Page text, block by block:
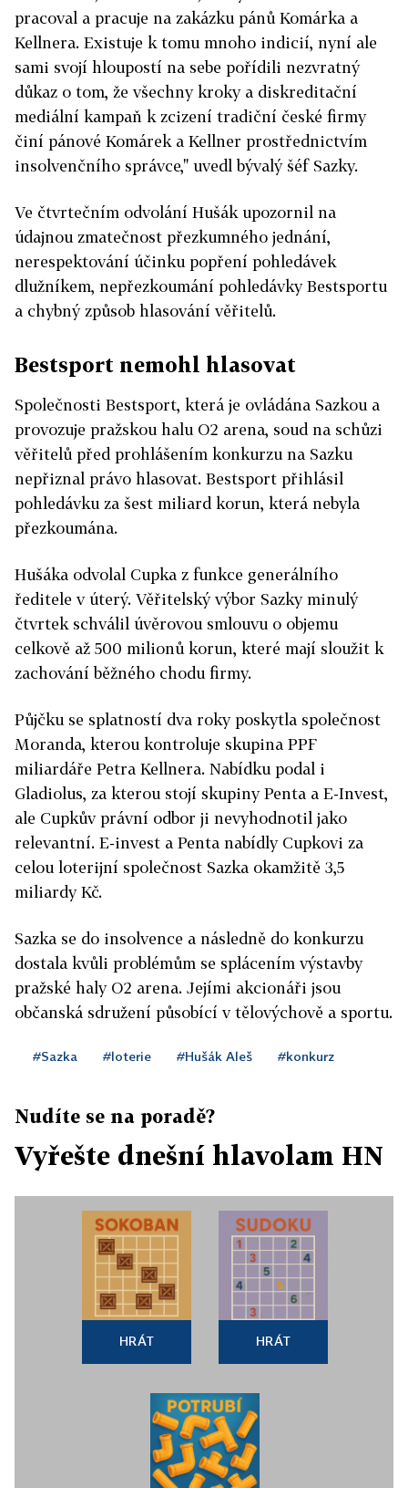
pracoval a pracuje na zakázku pánů Komárka a
Kellnera. Existuje k tomu mnoho indicií, nyní ale
sami svojí hloupostí na sebe pořídili nezvratný
důkaz o tom, že všechny kroky a diskreditační
mediální kampaň k zcizení tradiční české firmy
činí pánové Komárek a Kellner prostřednictvím
insolvenčního správce," uvedl bývalý šéf Sazky.
Ve čtvrtečním odvolání Hušák upozornil na
údajnou zmatečnost přezkumného jednání,
nerespektování účinku popření pohledávek
dlužníkem, nepřezkoumání pohledávky Bestsportu
a chybný způsob hlasování věřitelů.
Bestsport nemohl hlasovat
Společnosti Bestsport, která je ovládána Sazkou a
provozuje pražskou halu O2 arena, soud na schůzi
věřitelů před prohlášením konkurzu na Sazku
nepřiznal právo hlasovat. Bestsport přihlásil
pohledávku za šest miliard korun, která nebyla
přezkoumána.
Hušáka odvolal Cupka z funkce generálního
ředitele v úterý. Věřitelský výbor Sazky minulý
čtvrtek schválil úvěrovou smlouvu o objemu
celkově až 500 milionů korun, které mají sloužit k
zachování běžného chodu firmy.
Půjčku se splatností dva roky poskytla společnost
Moranda, kterou kontroluje skupina PPF
miliardáře Petra Kellnera. Nabídku podal i
Gladiolus, za kterou stojí skupiny Penta a E-Invest,
ale Cupkův právní odbor ji nevyhodnotil jako
relevantní. E-invest a Penta nabídly Cupkovi za
celou loterijní společnost Sazka okamžitě 3,5
miliardy Kč.
Sazka se do insolvence a následně do konkurzu
dostala kvůli problémům se splácením výstavby
pražské haly O2 arena. Jejími akcionáři jsou
občanská sdružení působící v tělovýchově a sportu.
#Sazka #loterie #Hušák Aleš #konkurz
Nudíte se na poradě?
Vyřešte dnešní hlavolam HN
HRÁT HRÁT